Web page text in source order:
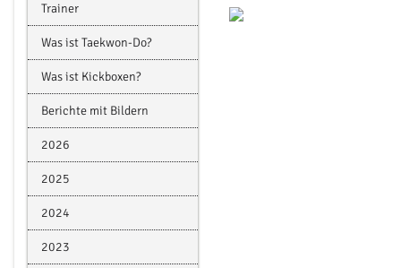
Trainer
Was ist Taekwon-Do?
Was ist Kickboxen?
Berichte mit Bildern
2026
2025
2024
2023